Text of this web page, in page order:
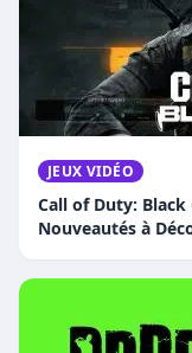
JEUX VIDÉO
Call of Duty: Black
Nouveautés à